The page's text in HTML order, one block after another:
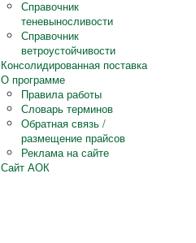
Справочник
теневыносливости
Справочник
ветроустойчивости
Консолидированная поставка
О программе
Правила работы
Словарь терминов
Обратная связь /
размещение прайсов
Реклама на сайте
Сайт АОК